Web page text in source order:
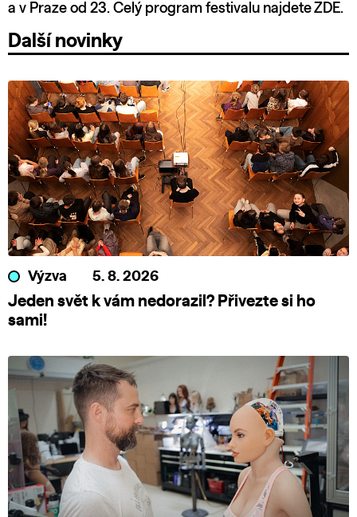
a v Praze od 23. Celý program festivalu najdeteZDE.
Další novinky
Výzva 5. 8. 2026
Jeden svět k vám nedorazil? Přivezte si ho
sami!